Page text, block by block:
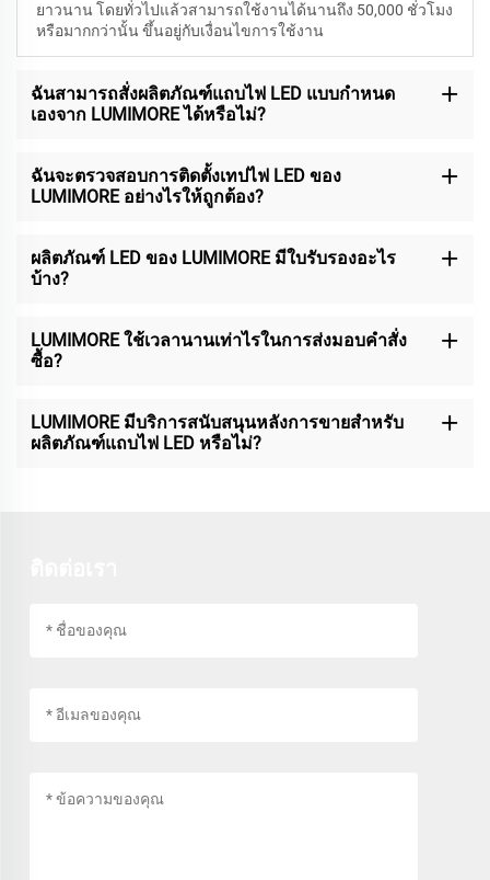
ยาวนาน โดยทั่วไปแล้วสามารถใช้งานได้นานถึง 50,000 ชั่วโมง
หรือมากกว่านั้น ขึ้นอยู่กับเงื่อนไขการใช้งาน
ฉันสามารถสั่งผลิตภัณฑ์แถบไฟ LED แบบกำหนด
เองจาก LUMIMORE ได้หรือไม่?
ฉันจะตรวจสอบการติดตั้งเทปไฟ LED ของ
LUMIMORE อย่างไรให้ถูกต้อง?
ผลิตภัณฑ์ LED ของ LUMIMORE มีใบรับรองอะไร
บ้าง?
LUMIMORE ใช้เวลานานเท่าไรในการส่งมอบคำสั่ง
ซื้อ?
LUMIMORE มีบริการสนับสนุนหลังการขายสำหรับ
ผลิตภัณฑ์แถบไฟ LED หรือไม่?